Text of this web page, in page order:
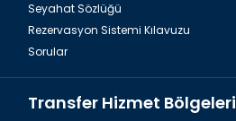
Seyahat Sözlüğü
Rezervasyon Sistemi Kılavuzu
Sorular
Transfer Hizmet Bölgeleri